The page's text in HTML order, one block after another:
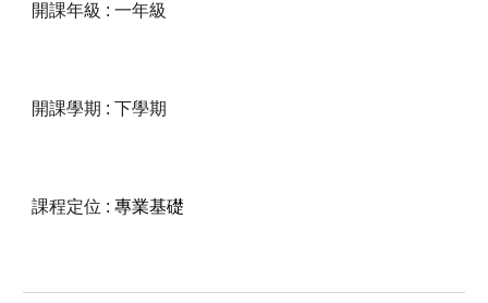
開課年級 : 一年級
開課學期 :下學期
課程定位 :專業基礎